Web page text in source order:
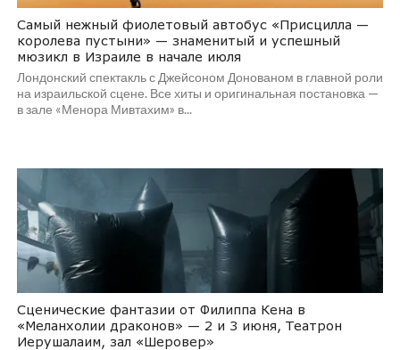
Самый нежный фиолетовый автобус «Присцилла —
королева пустыни» — знаменитый и успешный
мюзикл в Израиле в начале июля
Лондонский спектакль с Джейсоном Донованом в главной роли
на израильской сцене. Все хиты и оригинальная постановка —
в зале «Менора Мивтахим» в...
Сценические фантазии от Филиппа Кена в
«Меланхолии драконов» — 2 и 3 июня, Театрон
Иерушалаим, зал «Шеровер»